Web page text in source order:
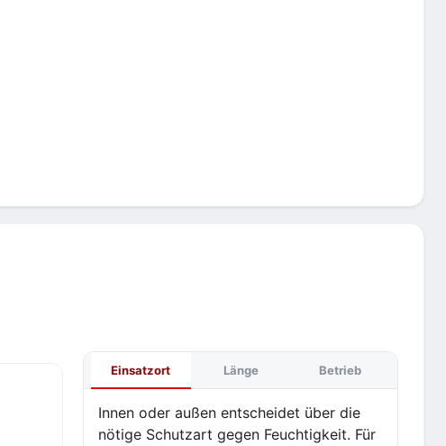
Einsatzort Länge Betrieb
Innen oder außen entscheidet über die
nötige Schutzart gegen Feuchtigkeit. Für